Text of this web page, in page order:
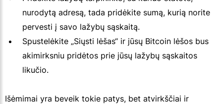
nurodytą adresą, tada pridėkite sumą, kurią norite
pervesti į savo lažybų sąskaitą.
Spustelėkite „Siųsti lėšas“ ir jūsų Bitcoin lėšos bus
akimirksniu pridėtos prie jūsų lažybų sąskaitos
likučio.
Išėmimai yra beveik tokie patys, bet atvirkščiai ir